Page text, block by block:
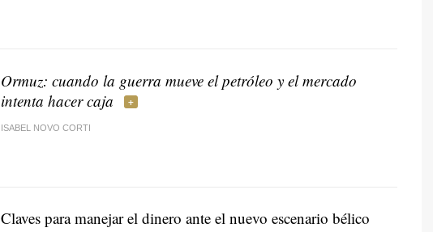
Ormuz: cuando la guerra mueve el petróleo y el mercado
intenta hacer caja
ISABEL NOVO CORTI
Claves para manejar el dinero ante el nuevo escenario bélico